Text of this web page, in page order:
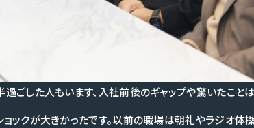
した人もいます、入社前後のギャップや驚いたこと
ックが大きかったです。以前の職場は朝礼やラジオ体